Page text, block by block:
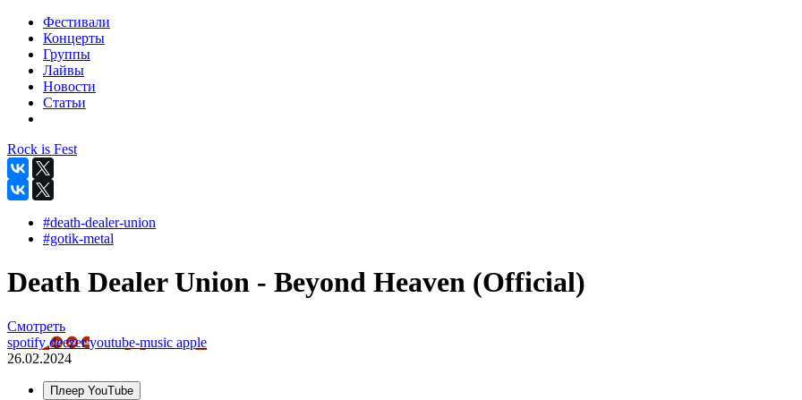
Фестивали
Концерты
Группы
Лайвы
Новости
Статьи
Rock is Fest
#death-dealer-union
#gotik-metal
Death Dealer Union - Beyond Heaven (Official)
Смотреть
spotifydeezeryoutube-music apple
26.02.2024
Плеер YouTube